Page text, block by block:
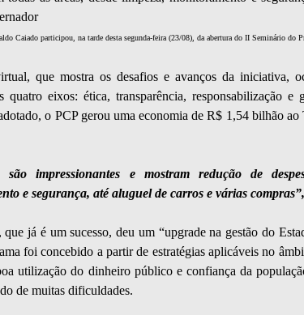
Caiado participou, na tarde desta segunda-feira (23/08), da abertura do II Seminário do
que mostra os desafios e avanços da iniciativa,
quatro eixos: ética, transparência, responsabilização
o PCP gerou uma economia de R$ 1,54 bilhão ao
são impressionantes e mostram redução de
e segurança, até aluguel de carros e várias compras”,
já é um sucesso, deu um “upgrade na gestão do
foi concebido a partir de estratégias aplicáveis no
utilização do dinheiro público e confiança da
de muitas dificuldades.